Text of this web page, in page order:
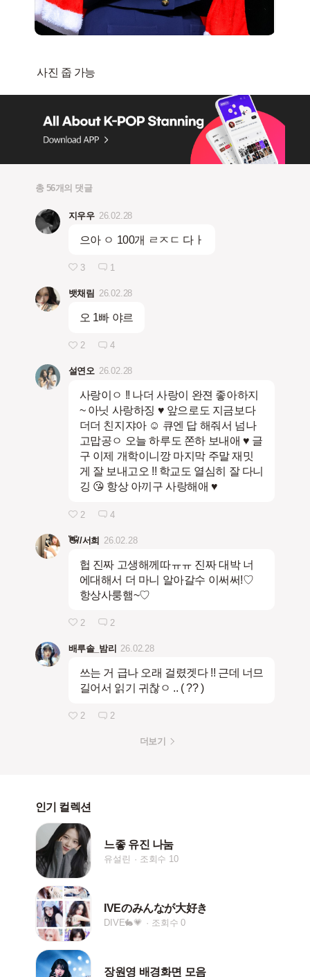
총 56개의 댓글
지우우 26.02.28
으아 ㅇ 100개 ㄹㅈㄷ 다ㅏ
3 1
뱃채림 26.02.28
오 1빠 야르
2 4
설연오 26.02.28
사랑이ㅇ !! 나더 사랑이 완젼 좋아하지
~ 아닛 사랑하징 ♥️ 앞으로도 지금보다
더더 친지쟈아 ☺️ 큐엔 답 해줘서 넘나
고맙공ㅇ 오늘 하루도 쫀하 보내애 ♥︎ 글
구 이제 개학이니깡 마지막 주말 재밋
게 잘 보내고오 !! 학교도 열심히 잘 다니
깅 😘 항상 아끼구 사랑해애 ♥︎
2 4
👋//서희 26.02.28
헙 진짜 고생해께따ㅠㅠ 진짜 대박 너
에대해서 더 마니 알아갈수 이써써!♡
항상사룽햄~♡
2 2
배루솔ㅤ_밤리 26.02.28
쓰는 거 급나 오래 걸렸겟다 !! 근데 너므
길어서 읽기 귀찮ㅇ .. ( ?? )
2 2
더보기
인기 컬렉션
느좋 유진 나눔
유설린 조회수 10
IVEのみんなが大好き
DIVE🐇💗 조회수 0
장원영 배경화면 모음